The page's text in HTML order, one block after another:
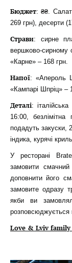
Бюджет: ₴₴.
269 грн), десерти
Страви: сирне
вершково-сирному
«Карне» – 168 грн.
Напої: «Апероль
«Кампарі Шпріц» –
Деталі:
16:00,
подадуть закуски,
індика, курячі
У ресторані
замовити
доповнити його
замовите одразу
якби ви
розповсюджується
Love & Lviv